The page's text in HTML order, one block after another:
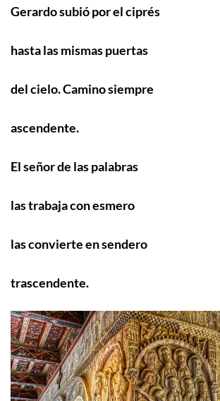
Gerardo subió por el ciprés
hasta las mismas puertas
del cielo. Camino siempre
ascendente.
El señor de las palabras
las trabaja con esmero
las convierte en sendero
trascendente.